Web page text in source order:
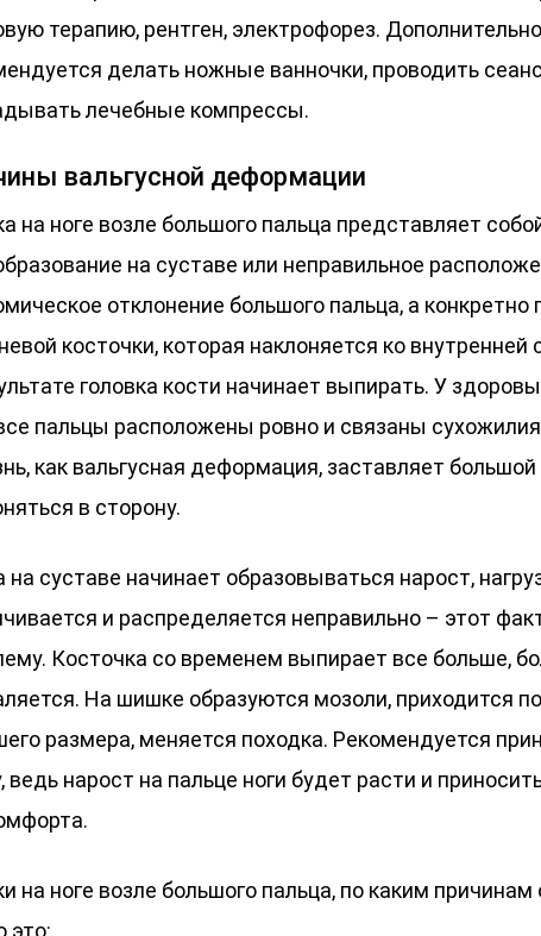
терапию, рентген, электрофорез.
делать ножные ванночки, проводить
лечебные компрессы.
вальгусной деформации
на ноге возле большого пальца представляет
на суставе или неправильное
отклонение большого пальца, а конкретно
косточки, которая наклоняется ко внутренней
головка кости начинает выпирать. У
пальцы расположены ровно и связаны
как вальгусная деформация, заставляет
в сторону.
на суставе начинает образовываться нарост,
и распределяется неправильно – этот
Косточка со временем выпирает все больше,
На шишке образуются мозоли, приходится
размера, меняется походка. Рекомендуется
ведь нарост на пальце ноги будет расти и
на ноге возле большого пальца, по каким причинам
это: